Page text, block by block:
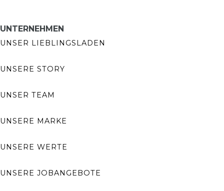
UNTERNEHMEN
UNSER LIEBLINGSLADEN
UNSERE STORY
UNSER TEAM
UNSERE MARKE
UNSERE WERTE
UNSERE JOBANGEBOTE